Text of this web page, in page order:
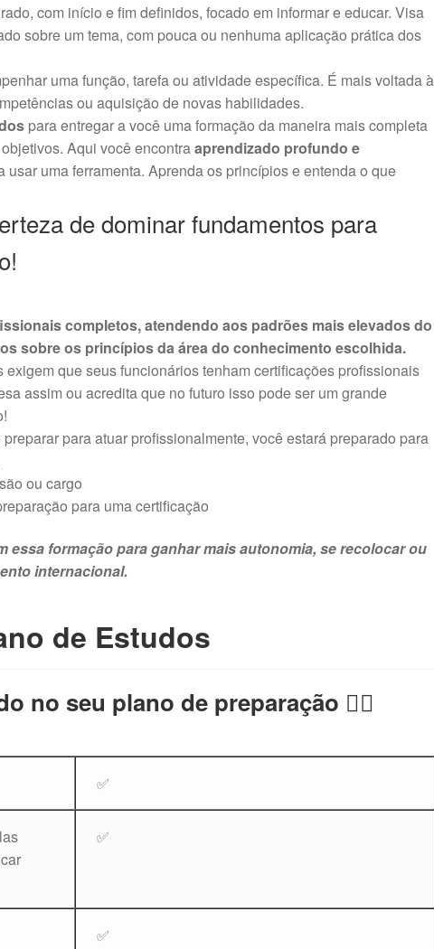
com início e fim definidos, focado em informar e educar. Visa
sobre um tema, com pouca ou nenhuma aplicação prática dos
uma função, tarefa ou atividade específica. É mais voltada à
ou aquisição de novas habilidades.
para entregar a você uma formação da maneira mais completa
Aqui você encontraaprendizado profundo e
usar uma ferramenta. Aprenda os princípios e entenda o que
de dominar fundamentos para
completos, atendendo aos padrões mais elevados do
sobre os princípios da área do conhecimento escolhida.
que seus funcionários tenham certificações profissionais
assim ou acredita que no futuro isso pode ser um grande
para atuar profissionalmente, você estará preparado para
ou cargo
para uma certificação
formação para ganhar mais autonomia, se recolocar ou
internacional.
de Estudos
no seu plano de preparação 👇🏻
✅
✅
✅